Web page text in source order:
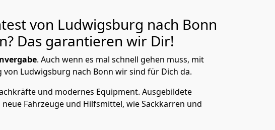
von Ludwigsburg nach Bonn
Das garantieren wir Dir!
. Auch wenn es mal schnell gehen muss, mit
von Ludwigsburg nach Bonn wir sind für Dich da.
und modernes Equipment. Ausgebildete
Fahrzeuge und Hilfsmittel, wie Sackkarren und